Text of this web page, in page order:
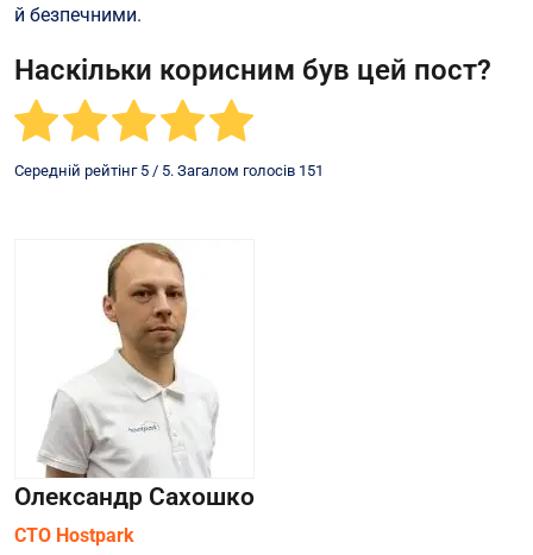
й безпечними.
Наскільки корисним був цей пост?
Середній рейтінг 5 / 5. Загалом голосів 151
Олександр Сахошко
СТО Hostpark